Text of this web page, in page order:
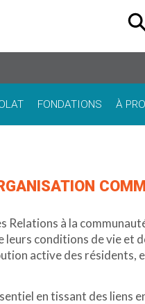
FONDATIONS À
Relations à la
conditions de vie et
active des résidents,
en tissant des liens